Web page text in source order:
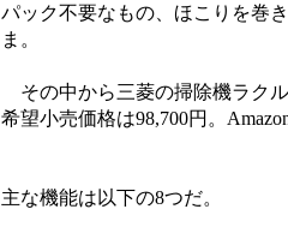
パック不要なもの、ほこりを巻
ま。
その中から三菱の掃除機ラク
希望小売価格は98,700円。
主な機能は以下の8つだ。